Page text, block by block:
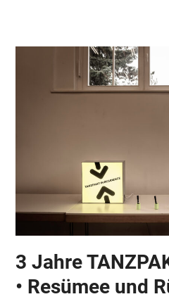
3 Jahre
• Resümee und